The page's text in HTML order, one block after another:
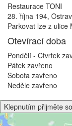
Restaurace TONI
28. října 194,
Parkovat lze z ulice
Otevírací doba
Pondělí - Čtvrtek
Pátek zavřeno
Sobota zavřeno
Neděle zavřeno
Klepnutím přijměte